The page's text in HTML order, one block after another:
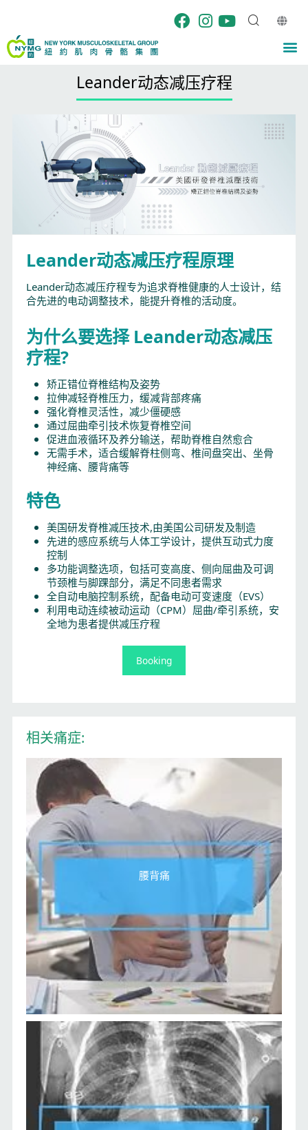
容
Leander动态减压疗程
Leander动态减压疗程原理
Leander动态减压疗程专为追求脊椎健康的人士设计，结
合先进的电动调整技术，能提升脊椎的活动度。
为什么要选择 Leander动态减压
疗程?
矫正错位脊椎结构及姿势
拉伸减轻脊椎压力，缓减背部疼痛
强化脊椎灵活性，减少僵硬感
通过屈曲牵引技术恢复脊椎空间
促进血液循环及养分输送，帮助脊椎自然愈合
无需手术，适合缓解脊柱侧弯、椎间盘突出、坐骨
神经痛、腰背痛等
特色
美国研发脊椎减压技术,由美国公司研发及制造
先进的感应系统与人体工学设计，提供互动式力度
控制
多功能调整选项，包括可变高度、侧向屈曲及可调
节颈椎与脚踝部分，满足不同患者需求
全自动电脑控制系统，配备电动可变速度（EVS）
利用电动连续被动运动（CPM）屈曲/牵引系统，安
全地为患者提供减压疗程
Booking
相关痛症:
腰背痛